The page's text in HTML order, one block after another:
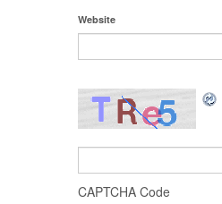
Website
CAPTCHA Code